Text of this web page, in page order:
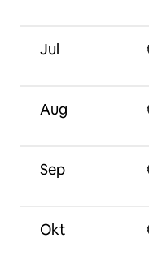
Jul
Aug
Sep
Okt